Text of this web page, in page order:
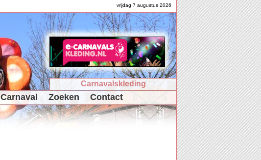
vrijdag 7 augustus 2026
Carnavalskleding
Carnaval Zoeken Contact